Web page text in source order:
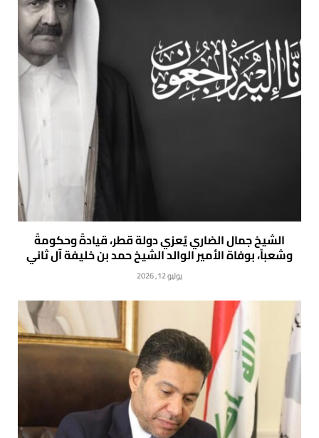
الشيخ جمال الضاري يُعزي دولة قطر، قيادةً وحكومةً
وشعباً، بوفاة الأمير الوالد الشيخ حمد بن خليفة آل ثاني
يوليو 12, 2026